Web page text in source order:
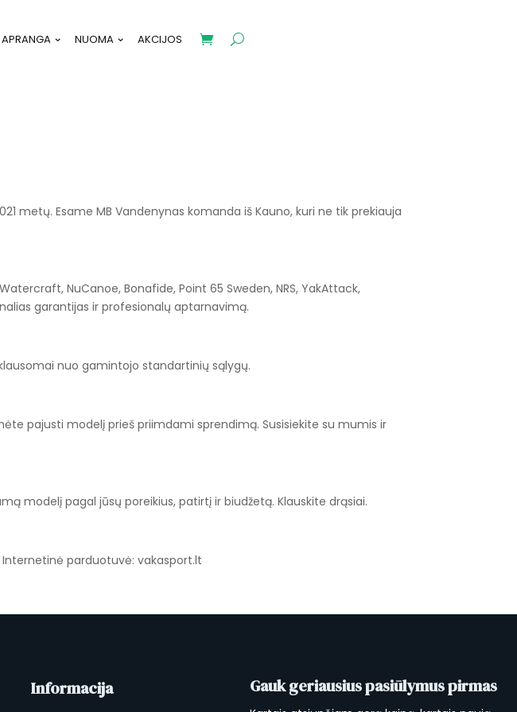
APRANGA NUOMA AKCIJOS
metų. Esame MB Vandenynas komanda iš Kauno, kuri ne tik prekiauja
NuCanoe, Bonafide, Point 65 Sweden, NRS, YakAttack,
garantijas ir profesionalų aptarnavimą.
nuo gamintojo standartinių sąlygų.
pajusti modelį prieš priimdami sprendimą. Susisiekite su mumis ir
modelį pagal jūsų poreikius, patirtį ir biudžetą. Klauskite drąsiai.
Internetinė parduotuvė: vakasport.lt
Informacija Gauk geriausius pasiūlymus pirmas